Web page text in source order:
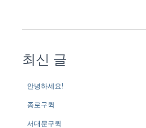
최신 글
안녕하세요!
종로구퀵
서대문구퀵